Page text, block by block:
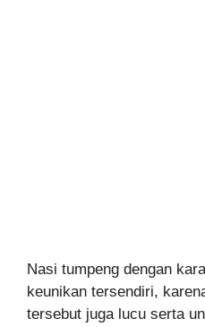
Nasi tumpeng dengan
keunikan tersendiri,
tersebut juga lucu serta